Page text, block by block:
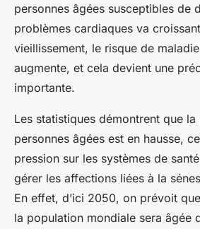
personnes âgées susceptibles de
problèmes cardiaques va
vieillissement, le risque de
augmente, et cela devient une
importante.
Les statistiques démontrent que
personnes âgées est en hausse,
pression sur les systèmes de
gérer les affections liées à la
En effet, d’ici 2050, on prévoit
la population mondiale sera âgée